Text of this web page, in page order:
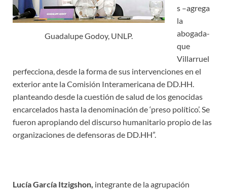
Guadalupe Godoy, UNLP.
s –agrega
la
abogada-
que
Villarruel
perfecciona, desde la forma de sus intervenciones en el
exterior ante la Comisión Interamericana de DD.HH.
planteando desde la cuestión de salud de los genocidas
encarcelados hasta la denominación de ‘preso político’. Se
fueron apropiando del discurso humanitario propio de las
organizaciones de defensoras de DD.HH”.
Lucía García Itzigshon, integrante de la agrupación